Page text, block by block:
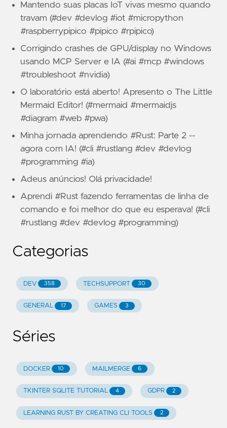
Mantendo suas placas IoT vivas mesmo quando
travam (#dev #devlog #iot #micropython
#raspberrypipico #pipico #rpipico)
Corrigindo crashes de GPU/display no Windows
usando MCP Server e IA (#ai #mcp #windows
#troubleshoot #nvidia)
O laboratório está aberto! Apresento o The Little
Mermaid Editor! (#mermaid #mermaidjs
#diagram #web #pwa)
Minha jornada aprendendo #Rust: Parte 2 --
agora com IA! (#cli #rustlang #dev #devlog
#programming #ia)
Adeus anúncios! Olá privacidade!
Aprendi #Rust fazendo ferramentas de linha de
comando e foi melhor do que eu esperava! (#cli
#rustlang #dev #devlog #programming)
Categorias
DEV 358 TECHSUPPORT 30
GENERAL 17 GAMES 3
Séries
DOCKER 10 MAILMERGE 6
TKINTER SQLITE TUTORIAL 4 GDPR 2
LEARNING RUST BY CREATING CLI TOOLS 2